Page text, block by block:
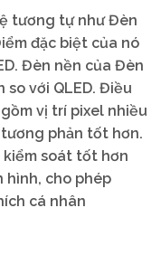
tương tự như Đèn
đặc biệt của nó
Đèn nền của Đèn
so với QLED. Điều
vị trí pixel nhiều
phản tốt hơn.
kiểm soát tốt hơn
hình, cho phép
cá nhân